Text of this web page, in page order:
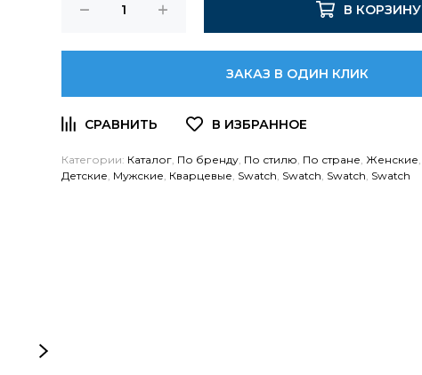
В КОРЗИНУ
ЗАКАЗ В ОДИН КЛИК
Категории: Каталог По бренду По стилю По стране Женские
Детские Мужские Кварцевые Swatch Swatch Swatch Swatch